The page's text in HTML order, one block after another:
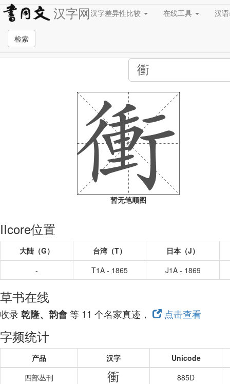
汉字网汉字差异性比较 在线工具 汉
检索
全站检索页面
暂无笔顺图
IIcore位置
大陆（G） 台湾（T）
日本（J）
-
T1A - 1865 J1A - 1869
草书在线
收录乾隆、韵會等 11 个名家真迹， 点击查看
字频统计
产品 汉字
Unicode
四部丛刊
衝
885D